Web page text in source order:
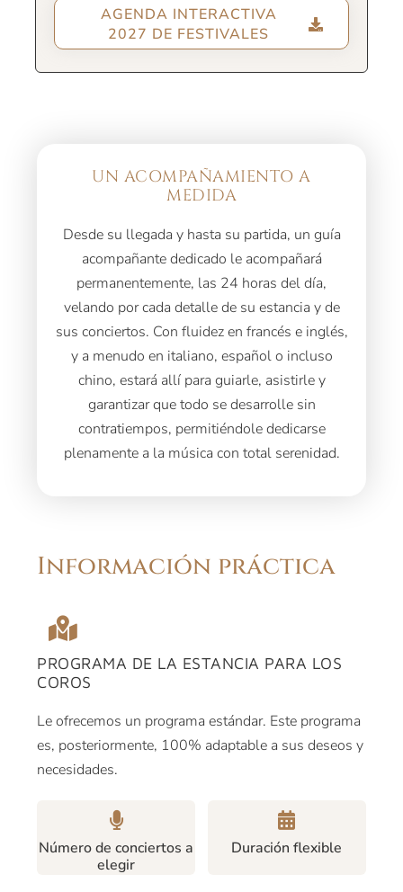
UN ACOMPAÑAMIENTO A
MEDIDA
Desde su llegada y hasta su partida, un guía
acompañante dedicado le acompañará
permanentemente, las 24 horas del día,
velando por cada detalle de su estancia y de
sus conciertos. Con fluidez en francés e inglés,
y a menudo en italiano, español o incluso
chino, estará allí para guiarle, asistirle y
garantizar que todo se desarrolle sin
contratiempos, permitiéndole dedicarse
plenamente a la música con total serenidad.
Información práctica
PROGRAMA DE LA ESTANCIA PARA LOS
COROS
Le ofrecemos un programa estándar. Este programa
es, posteriormente, 100% adaptable a sus deseos y
necesidades.
Número de conciertos a
elegir
Duración flexible
AGENDA INTERACTIVA
2027 DE FESTIVALES